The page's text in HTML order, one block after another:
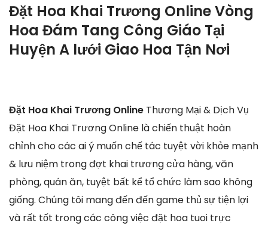
Đặt Hoa Khai Trương Online Vòng
Hoa Đám Tang Công Giáo Tại
Huyện A lưới Giao Hoa Tận Nơi
Đặt Hoa Khai Trương Online Thương Mại & Dịch Vụ
Đặt Hoa Khai Trương Online là chiến thuật hoàn
chỉnh cho các ai ý muốn chế tác tuyệt vời khỏe mạnh
& lưu niệm trong đợt khai trương cửa hàng, văn
phòng, quán ăn, tuyệt bất kể tổ chức làm sao không
giống. Chúng tôi mang đến đến game thủ sự tiện lợi
và rất tốt trong các công việc đặt hoa tuoi trực